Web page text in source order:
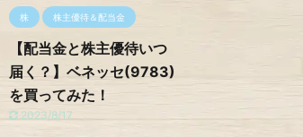
株 株主優待＆配当金
【配当金と株主優待いつ
届く？】ベネッセ(9783)
を買ってみた！
2023/8/17